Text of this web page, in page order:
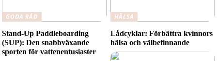
GODA RÅD
Stand-Up Paddleboarding
(SUP): Den snabbväxande
sporten för vattenentusiaster
HÄLSA
Lådcyklar: Förbättra kvinnors
hälsa och välbefinnande